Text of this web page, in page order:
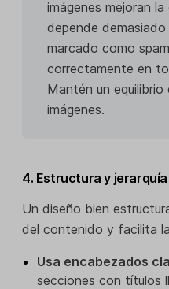
imágenes mejoran
depende
marcado como
correctamente en
Mantén un
imágenes.
4. Estructura y
Un diseño bien
del contenido y facilita
Usa encabezados
secciones con títulos